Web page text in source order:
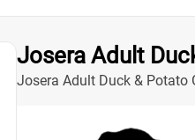
Josera Adult
Josera Adult Duck & Potato